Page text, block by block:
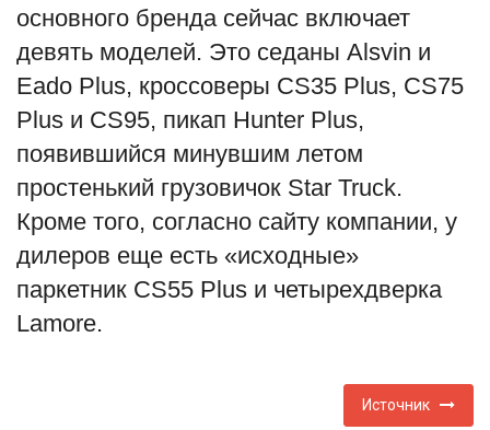
основного бренда сейчас включает
девять моделей. Это седаны Alsvin и
Eado Plus, кроссоверы CS35 Plus, CS75
Plus и CS95, пикап Hunter Plus,
появившийся минувшим летом
простенький грузовичок Star Truck.
Кроме того, согласно сайту компании, у
дилеров еще есть «исходные»
паркетник CS55 Plus и четырехдверка
Lamore.
Источник